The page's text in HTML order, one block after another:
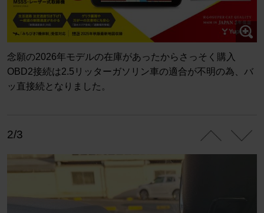
念願の2026年モデルの在庫があったからさっそく購入
OBD2接続は2.5リッターガソリン車の適合が不明の為、バ
ッ直接続となりました。
2/3